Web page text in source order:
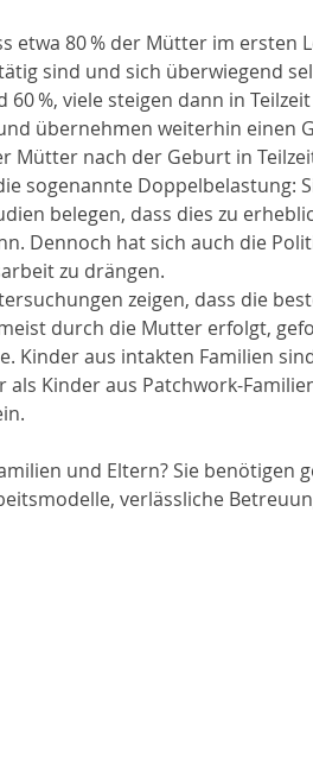
etwa 80 % der Mütter im ersten
sind und sich überwiegend
60 %, viele steigen dann in
übernehmen weiterhin einen
Mütter nach der Geburt in
sogenannte Doppelbelastung:
belegen, dass dies zu
Dennoch hat sich auch die
zu drängen.
zeigen, dass die
durch die Mutter erfolgt,
Kinder aus intakten Familien
als Kinder aus Patchwork-
und Eltern? Sie benötigen
verlässliche